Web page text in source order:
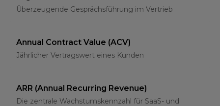
Überzeugende Gesprächsführung im Vertrieb
Annual Contract Value (ACV)
Jährlicher Vertragswert eines Kunden
ARR (Annual Recurring Revenue)
Die zentrale Wachstumskennzahl für SaaS- und